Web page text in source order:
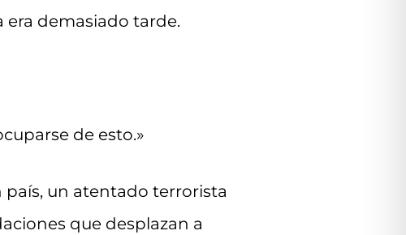
demasiado tarde.
de esto.»
un atentado terrorista
que desplazan a